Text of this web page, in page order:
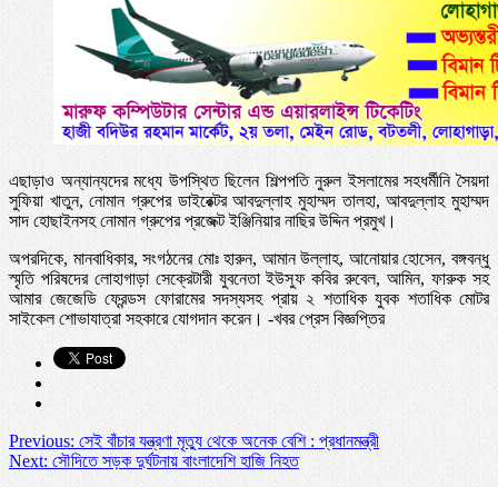
এছাড়াও অন্যান্যদের মধ্যে উপস্থিত ছিলেন শিল্পপতি নুরুল ইসলামের সহধর্মীনি সৈয়দা
সুফিয়া খাতুন, নোমান গ্রুপের ডাইরেক্টর আবদুল্লাহ মুহাম্মদ তালহা, আবদুল্লাহ মুহাম্মদ
সাদ হোছাইনসহ নোমান গ্রুপের প্রজেক্ট ইঞ্জিনিয়ার নাছির উদ্দিন প্রমুখ।
অপরদিকে, মানবাধিকার, সংগঠনের মোঃ হারুন, আমান উল্লাহ, আনোয়ার হোসেন, বঙ্গবন্ধু
স্মৃতি পরিষদের লোহাগাড়া সেক্রেটারী যুবনেতা ইউসুফ কবির রুবেল, আমিন, ফারুক সহ
আমার জেজেডি ফ্রেন্ডস ফোরামের সদস্যসহ প্রায় ২ শতাধিক যুবক শতাধিক মোটর
সাইকেল শোভাযাত্রা সহকারে যোগদান করেন। -খবর প্রেস বিজ্ঞপ্তির
Previous: সেই বাঁচার যন্ত্রণা মৃত্যু থেকে অনেক বেশি : প্রধানমন্ত্রী
Next:সৌদিতে সড়ক দুর্ঘটনায় বাংলাদেশি হাজি নিহত